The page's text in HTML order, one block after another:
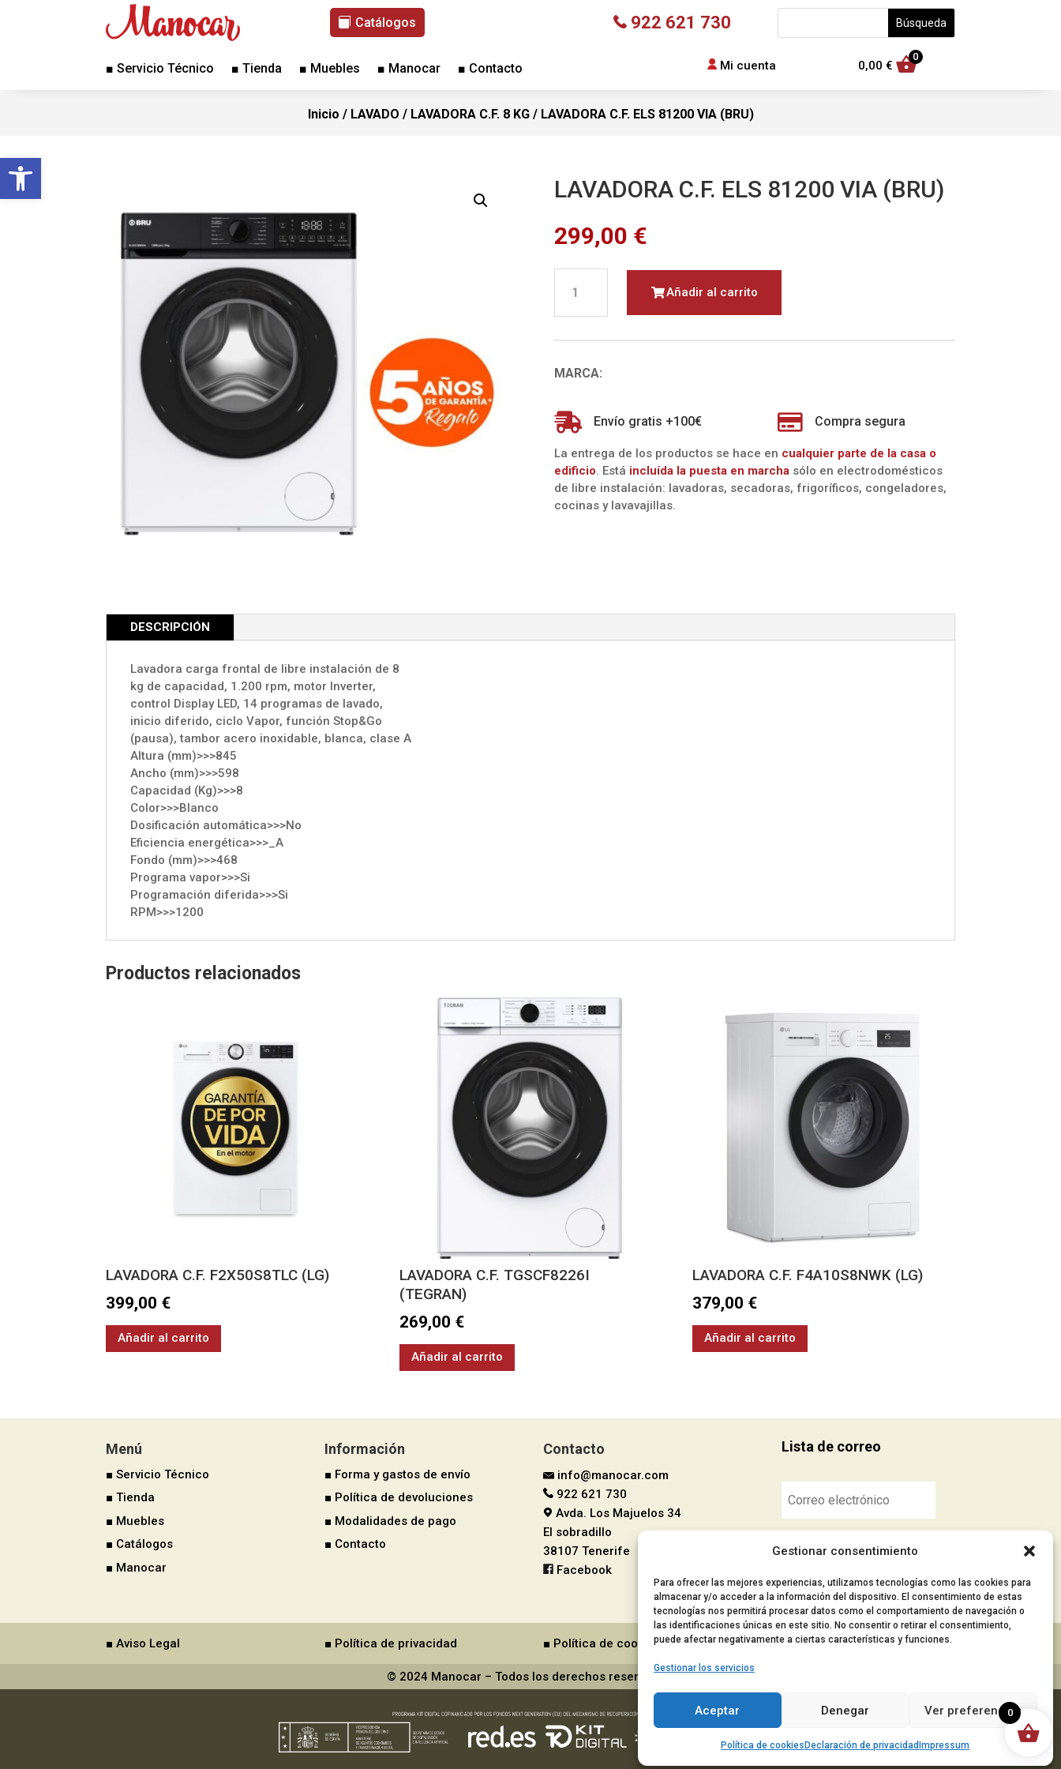
Abrir barra de herramientas
Gestionar consentimiento
Para ofrecer las mejores experiencias, utilizamos tecnologías como las cookies para
almacenar y/o acceder a la información del dispositivo. El consentimiento de estas
tecnologías nos permitirá procesar datos como el comportamiento de navegación o
las identificaciones únicas en este sitio. No consentir o retirar el consentimiento,
puede afectar negativamente a ciertas características y funciones.
Gestionar los servicios
Aceptar Denegar Ver preferencias
Política de cookies Declaración de privacidad Impressum
Catálogos 922 621 730
■ Servicio Técnico ■ Tienda ■ Muebles ■ Manocar ■ Contacto Mi cuenta 0,00 €
0
Inicio / LAVADO / LAVADORA C.F. 8 KG/ LAVADORA C.F. ELS 81200 VIA (BRU)
LAVADORA C.F. ELS 81200 VIA (BRU)
299,00 €
cantidad
Añadir al carrito
MARCA:
 Envío gratis +100€  Compra segura
La entrega de los productos se hace en cualquier parte de la casa o
edificio. Está incluída la puesta en marchasólo en electrodomésticos
de libre instalación: lavadoras, secadoras, frigoríficos, congeladores,
cocinas y lavavajillas.
DESCRIPCIÓN
Lavadora carga frontal de libre instalación de 8
kg de capacidad, 1.200 rpm, motor Inverter,
control Display LED, 14 programas de lavado,
inicio diferido, ciclo Vapor, función Stop&Go
(pausa), tambor acero inoxidable, blanca, clase A
Altura (mm)>>>845
Ancho (mm)>>>598
Capacidad (Kg)>>>8
Color>>>Blanco
Dosificación automática>>>No
Eficiencia energética>>>_A
Fondo (mm)>>>468
Programa vapor>>>Si
Programación diferida>>>Si
RPM>>>1200
Productos relacionados
LAVADORA C.F. F2X50S8TLC (LG)
399,00 €
Añadir al carrito
LAVADORA C.F. TGSCF8226I
(TEGRAN)
269,00 €
Añadir al carrito
LAVADORA C.F. F4A10S8NWK (LG)
379,00 €
Añadir al carrito
Menú
■ Servicio Técnico
■ Tienda
■ Muebles
■ Catálogos
■ Manocar
Información
■ Forma y gastos de envío
■ Política de devoluciones
■ Modalidades de pago
■ Contacto
Contacto
info@manocar.com
922 621 730
Avda. Los Majuelos 34
El sobradillo
38107 Tenerife
Facebook
Lista de correo
Suscribirse
■ Aviso Legal ■ Política de privacidad ■ Política de cookies ■ Accesibilidad
© 2024 Manocar – Todos los derechos reservados.
0